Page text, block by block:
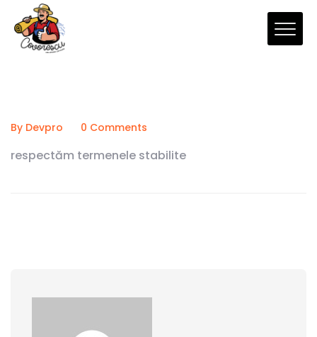
By Devpro 0 Comments
respectăm termenele stabilite